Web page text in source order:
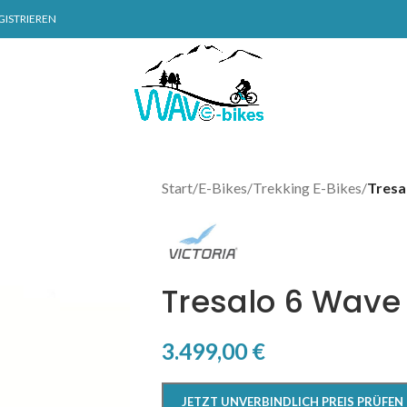
Start/E-Bikes/Trekking E-Bikes/
Tresalo 6 Wave
3.499,00€
JETZT UNVERBINDLICH PREIS PRÜFEN